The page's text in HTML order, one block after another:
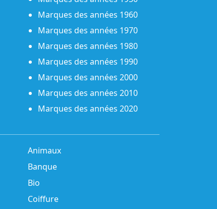
Marques des années 1960
Marques des années 1970
Marques des années 1980
Marques des années 1990
Marques des années 2000
Marques des années 2010
Marques des années 2020
Animaux
Banque
Bio
Coiffure